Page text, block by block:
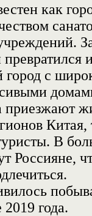
как
город с
Китая,
В
Россияне,
года.